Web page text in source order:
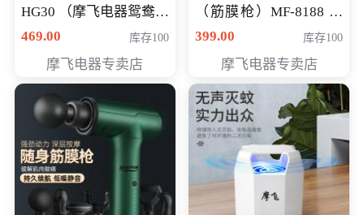
HG30 （摩飞电器鸳鸯锅
MF-HG30 ） 会员专享价
469.00 库存100
摩飞电器专卖店
（筋膜枪）MF-8188 会
员专享价268元
399.00 库存100
摩飞电器专卖店